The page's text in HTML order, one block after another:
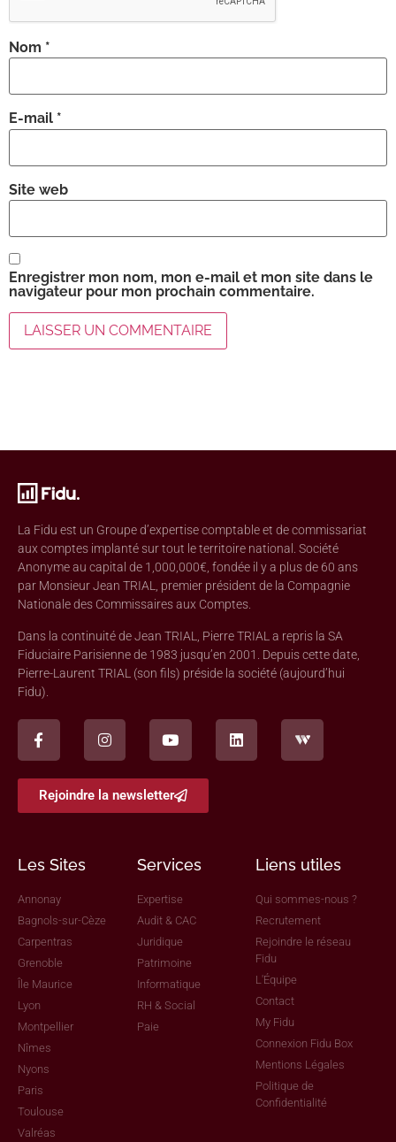
Nom *
E-mail *
Site web
Enregistrer mon nom, mon e-mail et mon site dans le
navigateur pour mon prochain commentaire.
La Fidu est un Groupe d’expertise comptable et de commissariat
aux comptes implanté sur tout le territoire national. Société
Anonyme au capital de 1,000,000€, fondée il y a plus de 60 ans
par Monsieur Jean TRIAL, premier président de la Compagnie
Nationale des Commissaires aux Comptes.
Dans la continuité de Jean TRIAL, Pierre TRIAL a repris la SA
Fiduciaire Parisienne de 1983 jusqu’en 2001. Depuis cette date,
Pierre-Laurent TRIAL (son fils) préside la société (aujourd’hui
Fidu).
Rejoindre la newsletter
Les Sites
Annonay
Bagnols-sur-Cèze
Carpentras
Grenoble
Île Maurice
Lyon
Montpellier
Nîmes
Nyons
Paris
Toulouse
Valréas
Services
Expertise
Audit & CAC
Juridique
Patrimoine
Informatique
RH & Social
Paie
Liens utiles
Qui sommes-nous ?
Recrutement
Rejoindre le réseau
Fidu
L'Équipe
Contact
My Fidu
Connexion Fidu Box
Mentions Légales
Politique de
Confidentialité